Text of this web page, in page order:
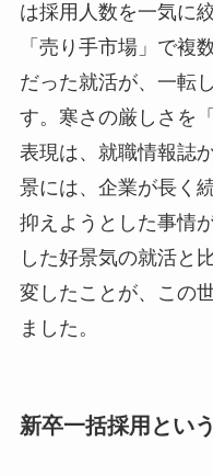
は採用人数を一気に
「売り手市場」で複
だった就活が、一転
す。寒さの厳しさを
表現は、就職情報誌
景には、企業が長く
抑えようとした事情
した好景気の就活と
変したことが、この
ました。
新卒一括採用とい